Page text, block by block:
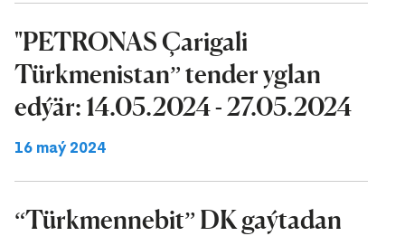
"PETRONAS Çarigali
Türkmenistan” tender yglan
edýär: 14.05.2024 - 27.05.2024
16 maý 2024
“Türkmennebit” DK gaýtadan